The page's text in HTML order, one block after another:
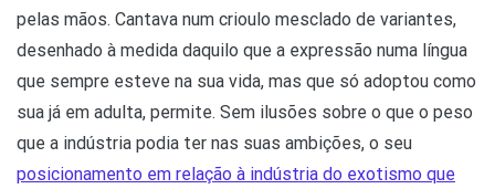
pelas mãos. Cantava num crioulo mesclado de variantes,
desenhado à medida daquilo que a expressão numa língua
que sempre esteve na sua vida, mas que só adoptou como
sua já em adulta, permite. Sem ilusões sobre o que o peso
que a indústria podia ter nas suas ambições, o seu
posicionamento em relação à indústria do exotismo que